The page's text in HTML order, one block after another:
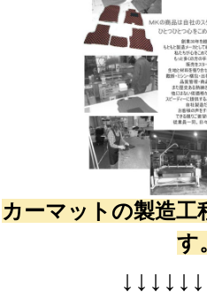
カーマットの製造工
す。
↓ ↓ ↓ ↓ ↓ ↓